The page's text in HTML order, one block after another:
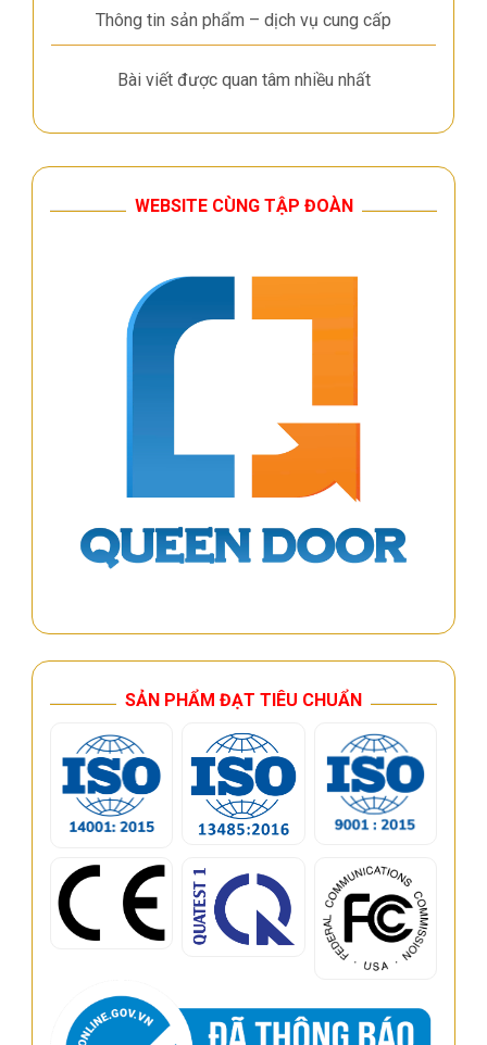
Thông tin sản phẩm – dịch vụ cung cấp
Bài viết được quan tâm nhiều nhất
WEBSITE CÙNG TẬP ĐOÀN
SẢN PHẨM ĐẠT TIÊU CHUẨN